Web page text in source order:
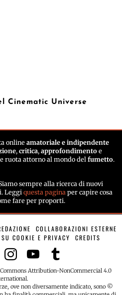
Cinematic Universe
online amatoriale e indipendente
, critica, approfondimento e
ruota attorno al mondo del fumetto.
sempre alla ricerca di nuovi
Leggi questa pagina per capire cosa
fare per proporti.
COLLABORAZIONI ESTERNE
COOKIE E PRIVACY CREDITS
Attribution-NonCommercial 4.0
ove non diversamente indicato, sono ©